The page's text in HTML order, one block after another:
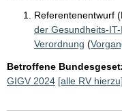
Referentenentwurf
der Gesundheits-
Verordnung (
Betroffene
GIGV 2024 [alle RV hierzu]